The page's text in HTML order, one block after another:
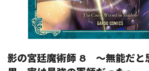
コミックガルド
コミッククリエ
影の宮廷魔術師 8 ～無能だと